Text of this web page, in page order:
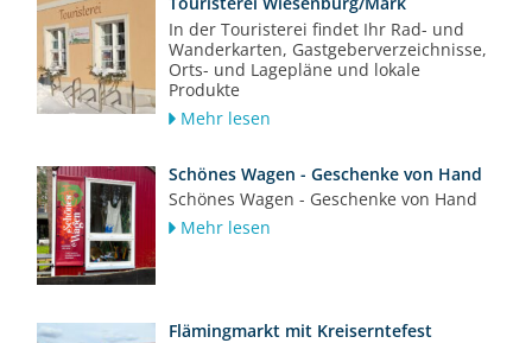
In der Touristerei findet Ihr Rad- und
Wanderkarten, Gastgeberverzeichnisse,
Orts- und Lagepläne und lokale
Produkte
Mehr lesen
Schönes Wagen - Geschenke von Hand
Schönes Wagen - Geschenke von Hand
Mehr lesen
Flämingmarkt mit Kreiserntefest